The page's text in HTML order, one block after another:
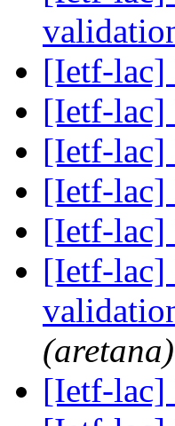
[Ietf-lac]
[Ietf-lac]
[Ietf-lac]
[Ietf-lac]
[Ietf-lac]
[Ietf-lac]
(aretana)
[Ietf-lac]